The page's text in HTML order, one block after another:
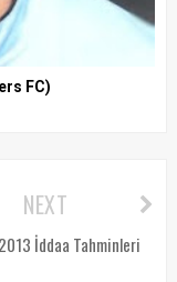
FC)
NEXT
İddaa Tahminleri